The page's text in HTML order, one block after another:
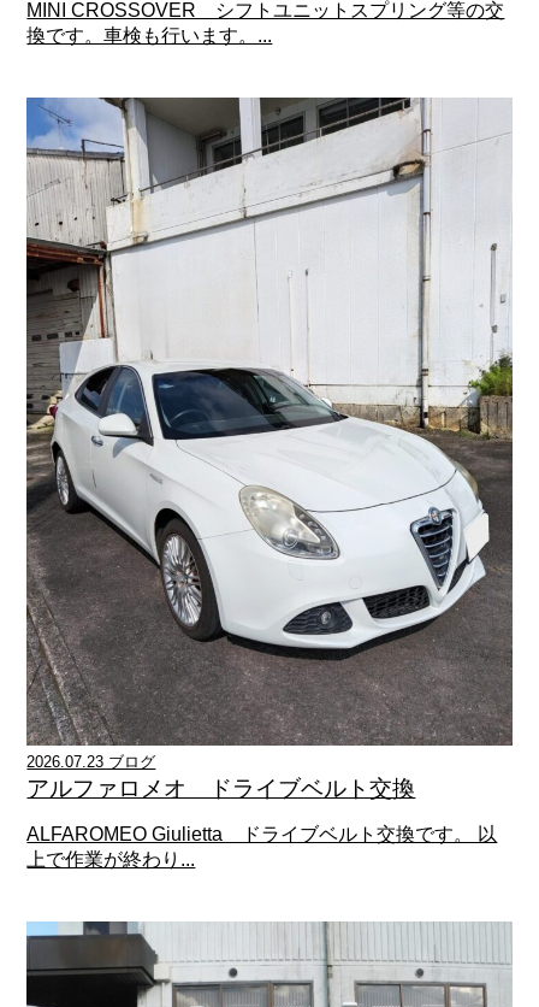
MINI CROSSOVER シフトユニットスプリング等の交
換です。車検も行います。...
2026.07.23 ブログ
アルファロメオ ドライブベルト交換
ALFAROMEO Giulietta ドライブベルト交換です。 以
上で作業が終わり...